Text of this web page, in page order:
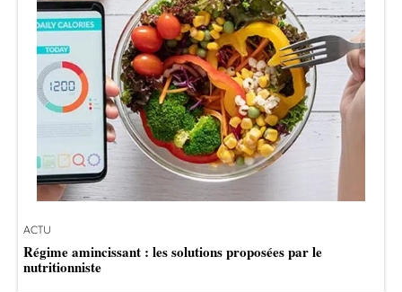
ACTU
Régime amincissant : les solutions proposées par le
nutritionniste